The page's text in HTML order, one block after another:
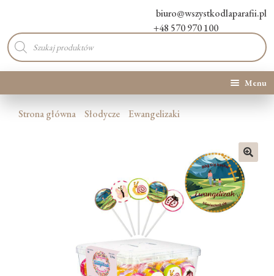
biuro@wszystkodlaparafii.pl
+48 570 970 100
Wyszukiwarka
produktów
Menu
Kategorie produktów
Strona główna Słodycze Ewangelizaki